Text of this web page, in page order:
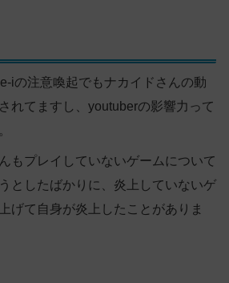
iの注意喚起でもナカイドさんの動
れてますし、youtuberの影響力って
もプレイしていないゲームについて
としたばかりに、炎上していないゲ
げて自身が炎上したことがありま